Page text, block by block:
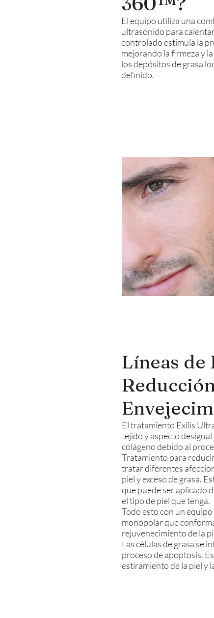
El equipo utiliza una
ultrasonido para
controlado estimula la
mejorando la firmeza y
los depósitos de grasa
definido.
Líneas de
El tratamiento Exilis
tejido y aspecto
colágeno debido al
Tratamiento para
tratar diferentes
piel y exceso de grasa.
que puede ser aplicado
el tipo de piel que tenga.
Todo esto con un
monopolar que
rejuvenecimiento de la
Las células de grasa se
proceso de apoptosis.
estiramiento de la piel y